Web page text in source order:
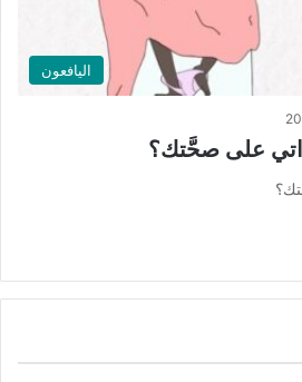
اليافعون
على صحَّتك؟